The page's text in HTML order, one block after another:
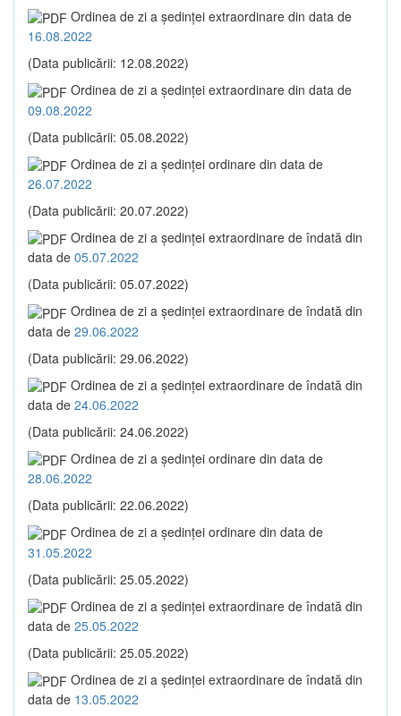
Ordinea de zi a şedinţei extraordinare din data de
16.08.2022
(Data publicării: 12.08.2022)
Ordinea de zi a şedinţei extraordinare din data de
09.08.2022
(Data publicării: 05.08.2022)
Ordinea de zi a şedinţei ordinare din data de
26.07.2022
(Data publicării: 20.07.2022)
Ordinea de zi a şedinţei extraordinare de îndată din
data de 05.07.2022
(Data publicării: 05.07.2022)
Ordinea de zi a şedinţei extraordinare de îndată din
data de 29.06.2022
(Data publicării: 29.06.2022)
Ordinea de zi a şedinţei extraordinare de îndată din
data de 24.06.2022
(Data publicării: 24.06.2022)
Ordinea de zi a şedinţei ordinare din data de
28.06.2022
(Data publicării: 22.06.2022)
Ordinea de zi a şedinţei ordinare din data de
31.05.2022
(Data publicării: 25.05.2022)
Ordinea de zi a şedinţei extraordinare de îndată din
data de 25.05.2022
(Data publicării: 25.05.2022)
Ordinea de zi a şedinţei extraordinare de îndată din
data de 13.05.2022